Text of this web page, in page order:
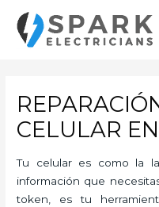
contenido
CELULAR
Tu celular es como la
información que
token, es tu